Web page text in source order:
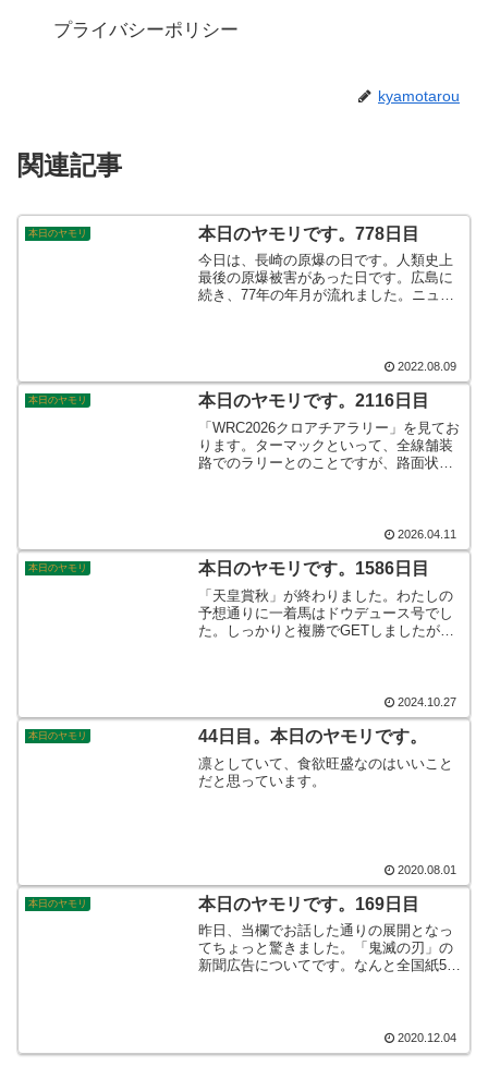
プライバシーポリシー
kyamotarou
関連記事
本日のヤモリ 本日のヤモリです。778日目
今日は、長崎の原爆の日です。人類史上
最後の原爆被害があった日です。広島に
続き、77年の年月が流れました。ニュー
に続く事を願っています。そんなこんな
で、本日のヤモリです。
2022.08.09
本日のヤモリ 本日のヤモリです。2116日目
「WRC2026クロアチアラリー」を見てお
ります。ターマックといって、全線舗装
路でのラリーとのことですが、路面状況
優勝が決まります！そんなこんなで、本
日のヤモリです。
2026.04.11
本日のヤモリ 本日のヤモリです。1586日目
「天皇賞秋」が終わりました。わたしの
予想通りに一着馬はドウデュース号でし
た。しっかりと複勝でGETしましたが、
2024.10.27
本日のヤモリ 44日目。本日のヤモリです。
凛としていて、食欲旺盛なのはいいこと
だと思っています。
2020.08.01
本日のヤモリ 本日のヤモリです。169日目
昨日、当欄でお話した通りの展開となっ
てちょっと驚きました。「鬼滅の刃」の
新聞広告についてです。なんと全国紙5紙
無一郎と禰豆子の2人でした。 2020.12.04